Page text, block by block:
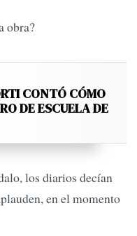
obra?
CONTÓ CÓMO
DE ESCUELA DE
los diarios decían
en el momento